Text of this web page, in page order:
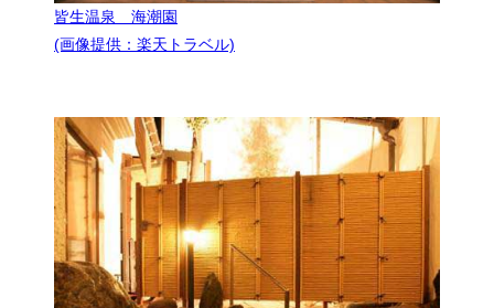
皆生温泉 海潮園
(画像提供：楽天トラベル)